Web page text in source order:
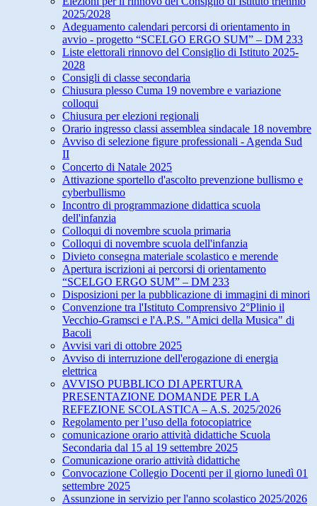
2025/2028
Adeguamento calendari percorsi di orientamento in
avvio - progetto “SCELGO ERGO SUM” – DM 233
Liste elettorali rinnovo del Consiglio di Istituto 2025-
2028
Consigli di classe secondaria
Chiusura plesso Cuma 19 novembre e variazione
colloqui
Chiusura per elezioni regionali
Orario ingresso classi assemblea sindacale 18 novembre
Avviso di selezione figure professionali - Agenda Sud
II
Concerto di Natale 2025
Attivazione sportello d'ascolto prevenzione bullismo e
cyberbullismo
Incontro di programmazione didattica scuola
dell'infanzia
Colloqui di novembre scuola primaria
Colloqui di novembre scuola dell'infanzia
Divieto consegna materiale scolastico e merende
Apertura iscrizioni ai percorsi di orientamento
“SCELGO ERGO SUM” – DM 233
Disposizioni per la pubblicazione di immagini di minori
Convenzione tra l'Istituto Comprensivo 2°Plinio il
Vecchio-Gramsci e l'A.P.S. "Amici della Musica" di
Bacoli
Avvisi vari di ottobre 2025
Avviso di interruzione dell'erogazione di energia
elettrica
AVVISO PUBBLICO DI APERTURA
PRESENTAZIONE DOMANDE PER LA
REFEZIONE SCOLASTICA – A.S. 2025/2026
Regolamento per l’uso della fotocopiatrice
comunicazione orario attività didattiche Scuola
Secondaria dal 15 al 19 settembre 2025
Comunicazione orario attività didattiche
Convocazione Collegio Docenti per il giorno lunedì 01
settembre 2025
Assunzione in servizio per l'anno scolastico 2025/2026